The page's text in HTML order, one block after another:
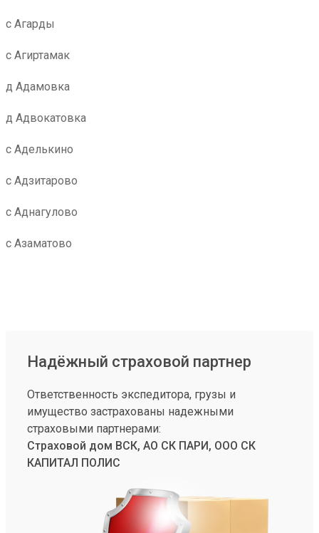
с Агарды
с Агиртамак
д Адамовка
д Адвокатовка
с Аделькино
с Адзитарово
с Аднагулово
с Азаматово
Надёжный страховой партнер
Ответственность экспедитора, грузы и
имущество застрахованы надежными
страховыми партнерами:
Страховой дом ВСК, АО СК ПАРИ, ООО СК
КАПИТАЛ ПОЛИС